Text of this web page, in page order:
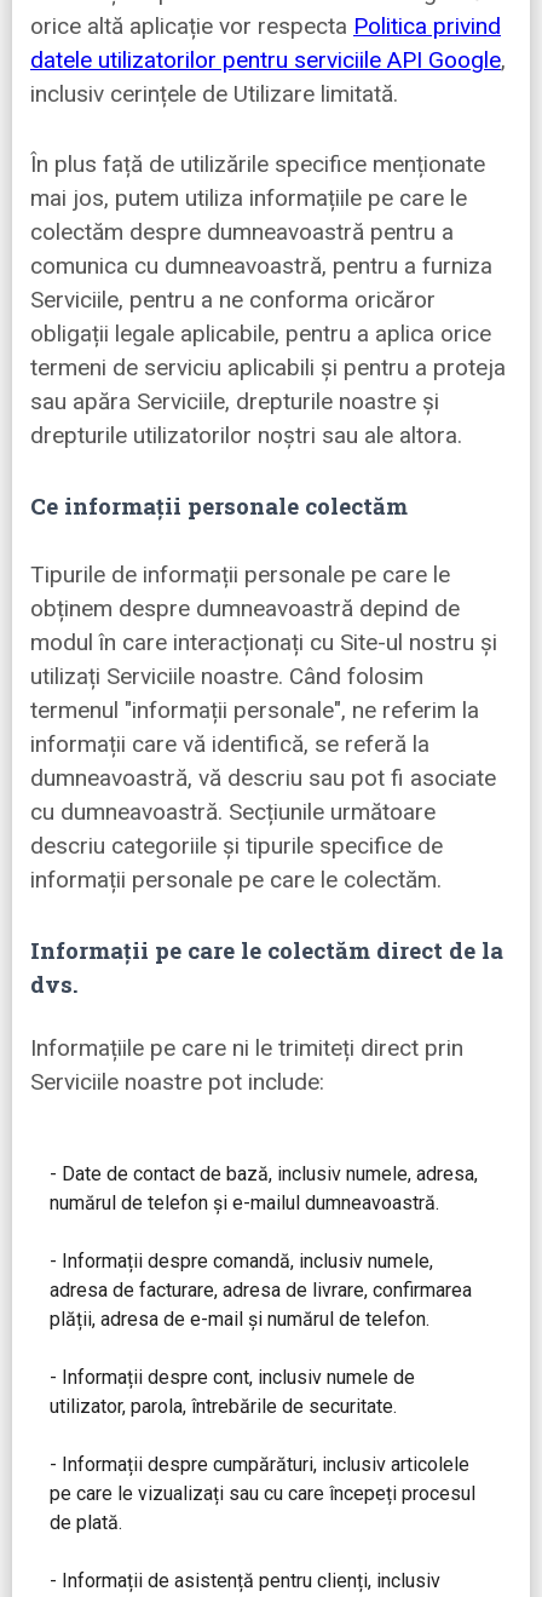
orice altă aplicație vor respecta Politica privind
datele utilizatorilor pentru serviciile API Google,
inclusiv cerințele de Utilizare limitată.
În plus față de utilizările specifice menționate
mai jos, putem utiliza informațiile pe care le
colectăm despre dumneavoastră pentru a
comunica cu dumneavoastră, pentru a furniza
Serviciile, pentru a ne conforma oricăror
obligații legale aplicabile, pentru a aplica orice
termeni de serviciu aplicabili și pentru a proteja
sau apăra Serviciile, drepturile noastre și
drepturile utilizatorilor noștri sau ale altora.
Ce informații personale colectăm
Tipurile de informații personale pe care le
obținem despre dumneavoastră depind de
modul în care interacționați cu Site-ul nostru și
utilizați Serviciile noastre. Când folosim
termenul "informații personale", ne referim la
informații care vă identifică, se referă la
dumneavoastră, vă descriu sau pot fi asociate
cu dumneavoastră. Secțiunile următoare
descriu categoriile și tipurile specifice de
informații personale pe care le colectăm.
Informații pe care le colectăm direct de la
dvs.
Informațiile pe care ni le trimiteți direct prin
Serviciile noastre pot include:
- Date de contact de bază, inclusiv numele, adresa,
numărul de telefon și e-mailul dumneavoastră.
- Informații despre comandă, inclusiv numele,
adresa de facturare, adresa de livrare, confirmarea
plății, adresa de e-mail și numărul de telefon.
- Informații despre cont, inclusiv numele de
utilizator, parola, întrebările de securitate.
- Informații despre cumpărături, inclusiv articolele
pe care le vizualizați sau cu care începeți procesul
de plată.
- Informații de asistență pentru clienți, inclusiv